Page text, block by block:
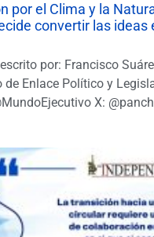
por el Clima y la
convertir las ideas
por: Francisco
de Enlace Político y
X: